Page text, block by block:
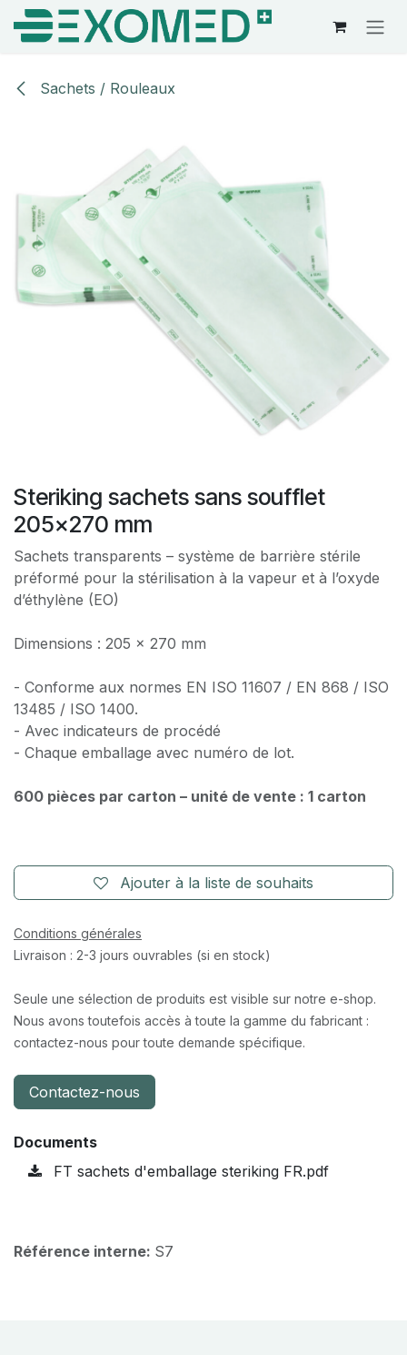
Se rendre au contenu
Sachets / Rouleaux
Steriking sachets sans soufflet
205x270 mm
Sachets transparents – système de barrière stérile
préformé pour la stérilisation à la vapeur et à l’oxyde
d’éthylène (EO)
Dimensions : 205 x 270 mm
- Conforme aux normes EN ISO 11607 / EN 868 / ISO
13485 / ISO 1400.
- Avec indicateurs de procédé
- Chaque emballage avec numéro de lot.
600 pièces par carton – unité de vente : 1 carton
Ajouter à la liste de souhaits
Conditions générales
Livraison : 2-3 jours ouvrables (si en stock)
Seule une sélection de produits est visible sur notre e-shop.
Nous avons toutefois accès à toute la gamme du fabricant :
contactez-nous pour toute demande spécifique.
Contactez-nous
Documents
FT sachets d'emballage steriking FR.pdf
Référence interne: S7